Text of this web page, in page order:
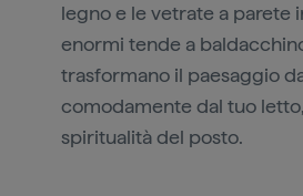
legno e le vetrate a parete
enormi tende a
trasformano il paesaggio
comodamente dal tuo
spiritualità del posto.